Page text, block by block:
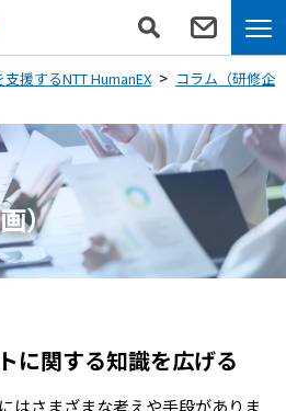
援するNTT HumanEX
コラム（研修企
）
に関する知識を広げる
はさまざまな考えや手段がありま